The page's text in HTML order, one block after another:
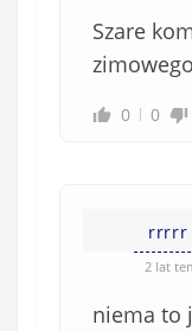
Szare
0 0
rrrrr
2 lat
niema to